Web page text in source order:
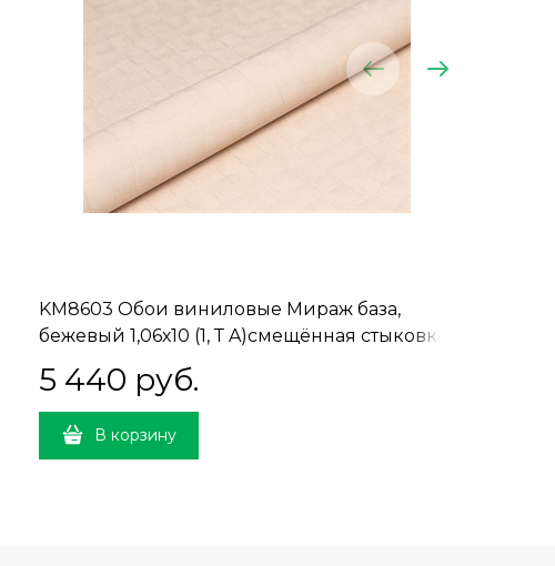
KM8603 Обои виниловые Мираж база,
бежевый 1,06х10 (1, Т A)смещённая стыковка
5 440 руб.
В корзину